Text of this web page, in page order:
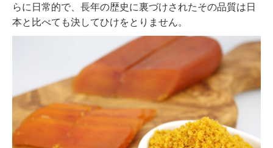
らに日常的で、長年の歴史に裏づけされたその品質は日
本と比べても決してひけをとりません。